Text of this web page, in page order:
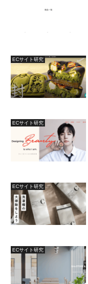
ECサイト研究
ECサイト研究
ECサイト研究
ECサイト研究